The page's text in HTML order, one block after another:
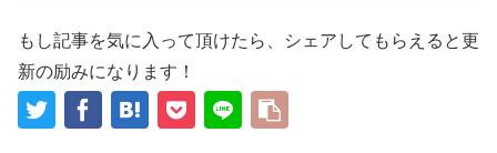
もし記事を気に入って頂けたら、シェアしてもらえると更
新の励みになります！